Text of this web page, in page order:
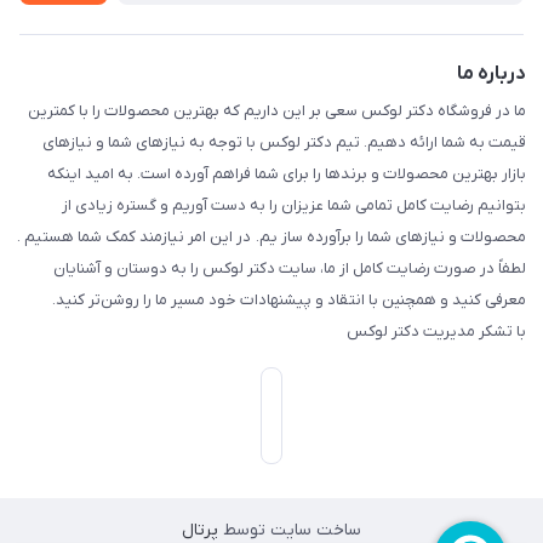
درباره ما
ما در فروشگاه دکتر لوکس سعی بر این داریم که بهترین محصولات را با کمترین
قیمت به شما ارائه دهیم. تیم دکتر لوکس با توجه به نیازهای شما و نیازهای
بازار بهترین محصولات و برندها را برای شما فراهم آورده است. به امید اینکه
بتوانیم رضایت کامل تمامی شما عزیزان را به دست آوریم و گستره زیادی از
محصولات و نیازهای شما را برآورده ساز یم. در این امر نیازمند کمک شما هستیم .
لطفاً در صورت رضایت کامل از ما، سایت دکتر لوکس را به دوستان و آشنایان
معرفی کنید و همچنین با انتقاد و پیشنهادات خود مسیر ما را روشن‌تر کنید.
با تشکر مدیریت دکتر لوکس
ساخت سایت توسط پرتال